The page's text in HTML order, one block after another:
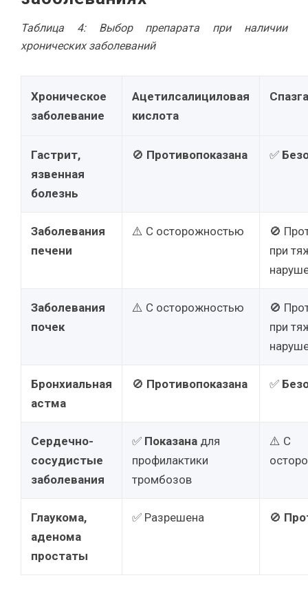
Таблица 4: Выбор препарата при наличии
хронических заболеваний
Хроническое
заболевание
Ацетилсалициловая
кислота
Гастрит,
язвенная
болезнь
🚫 Противопоказана ✅
Заболевания
печени
⚠️ С осторожностью
🚫
при
Заболевания
почек
⚠️ С осторожностью
🚫
при
Бронхиальная
астма
🚫 Противопоказана ✅
Сердечно-
сосудистые
заболевания
✅ Показана для
профилактики
тромбозов
⚠️ С
Глаукома,
аденома
простаты
✅ Разрешена 🚫